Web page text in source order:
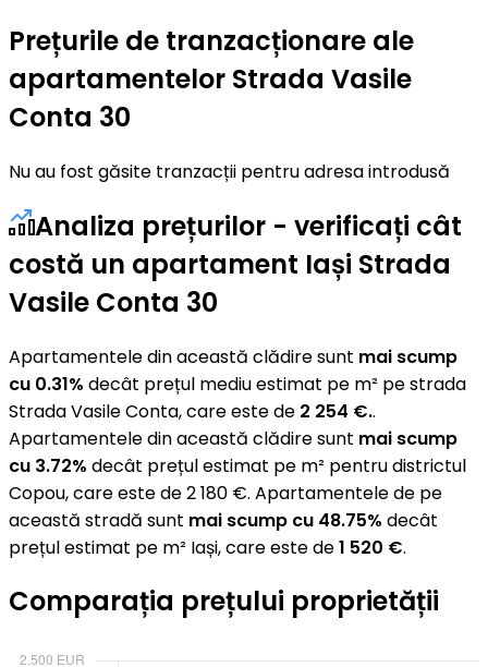
Prețurile de tranzacționare ale
apartamentelor Strada Vasile
Conta 30
Nu au fost găsite tranzacții pentru adresa introdusă
Analiza prețurilor - verificați cât
costă un apartament Iași Strada
Vasile Conta 30
Apartamentele din această clădire sunt mai scump
cu 0.31% decât prețul mediu estimat pe m² pe strada
Strada Vasile Conta, care este de 2 254 €..
Apartamentele din această clădire sunt mai scump
cu 3.72% decât prețul estimat pe m² pentru districtul
Copou, care este de 2 180 €. Apartamentele de pe
această stradă sunt mai scump cu 48.75% decât
prețul estimat pe m² Iași, care este de1 520 €.
Comparația prețului proprietății